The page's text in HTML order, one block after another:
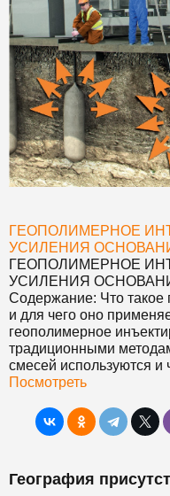
ГЕОПОЛИМЕРНОЕ
УСИЛЕНИЯ
ГЕОПОЛИМЕРНОЕ
УСИЛЕНИЯ
Содержание: Что такое
и для чего оно
геополимерное
традиционными
смесей используются и
Посмотреть
География